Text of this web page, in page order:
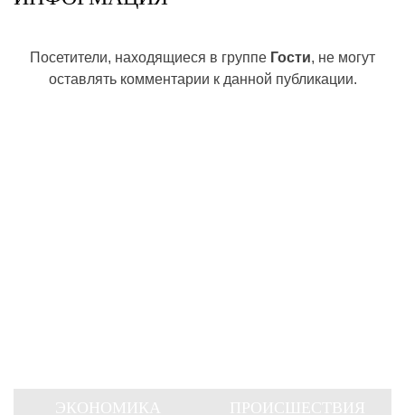
Посетители, находящиеся в группе Гости, не могут
оставлять комментарии к данной публикации.